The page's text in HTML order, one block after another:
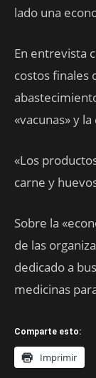
lado una
En entrevista
costos finales
«vacunas» y
«Los
carne y
Sobre la
de las
dedicado a
medicinas
Comparte esto:
Imprimir